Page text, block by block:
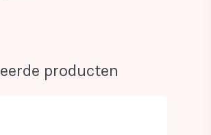
producten